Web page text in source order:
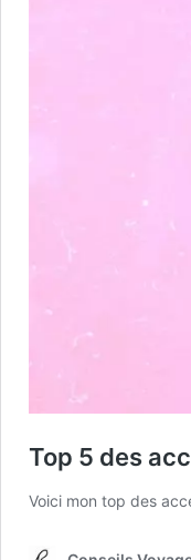
Top 5 des
Voici mon top des